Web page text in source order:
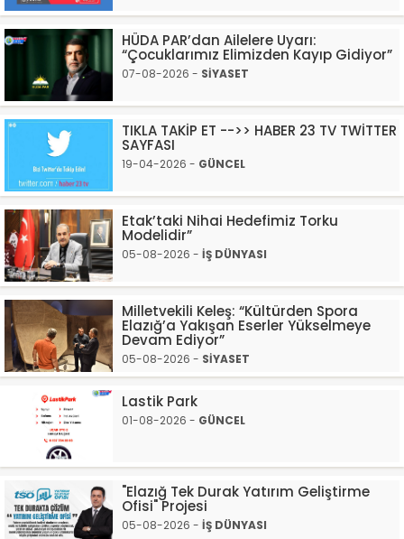
HÜDA PAR’dan Ailelere Uyarı:
“Çocuklarımız Elimizden Kayıp Gidiyor”
07-08-2026 - SİYASET
TIKLA TAKİP ET -->> HABER 23 TV TWİTTER
SAYFASI
19-04-2026 - GÜNCEL
Etak’taki Nihai Hedefimiz Torku
Modelidir”
05-08-2026 - İŞ DÜNYASI
Milletvekili Keleş: “Kültürden Spora
Elazığ’a Yakışan Eserler Yükselmeye
Devam Ediyor”
05-08-2026 - SİYASET
Lastik Park
01-08-2026 - GÜNCEL
"Elazığ Tek Durak Yatırım Geliştirme
Ofisi" Projesi
05-08-2026 - İŞ DÜNYASI